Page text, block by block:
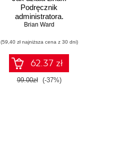
Podręcznik
administratora.
Wydanie III
Brian Ward
(59,40 zł najniższa cena z 30 dni)
62.37 zł
99.00zł (-37%)